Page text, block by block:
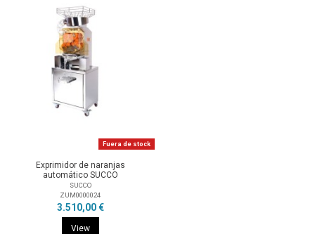
Fuera de stock
Exprimidor de naranjas
automático SUCCO
SUCCO
ZUM0000024
3.510,00 €
View